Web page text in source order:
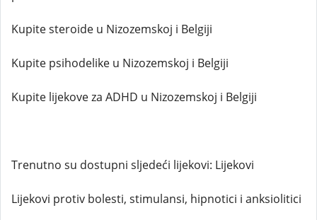
Kupite steroide u Nizozemskoj i Belgiji
Kupite psihodelike u Nizozemskoj i Belgiji
Kupite lijekove za ADHD u Nizozemskoj i Belgiji
Trenutno su dostupni sljedeći lijekovi: Lijekovi
Lijekovi protiv bolesti, stimulansi, hipnotici i anksiolitici